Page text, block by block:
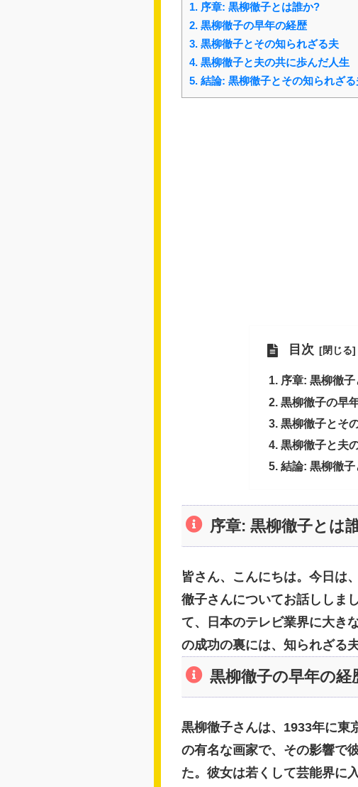
1. 序章: 黒柳徹子とは誰か?
2. 黒柳徹子の早年の経歴
3. 黒柳徹子とその知られざる夫
4. 黒柳徹子と夫の共に歩んだ人生
5. 結論: 黒柳徹子とその知られざ
目次
序章: 黒柳徹
黒柳徹子の早
黒柳徹子とそ
黒柳徹子と夫
結論: 黒柳徹
序章: 黒柳徹子とは
皆さん、こんにちは。今日は
徹子さんについてお話ししま
て、日本のテレビ業界に大き
の成功の裏には、知られざる
黒柳徹子の早年の経
黒柳徹子さんは、1933年に東
の有名な画家で、その影響で
た。彼女は若くして芸能界に